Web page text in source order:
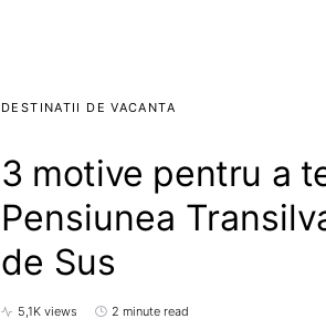
DESTINATII DE VACANTA
3 motive pentru a
Pensiunea
de Sus
5,1K views 2 minute read